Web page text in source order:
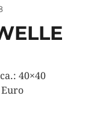
40×40